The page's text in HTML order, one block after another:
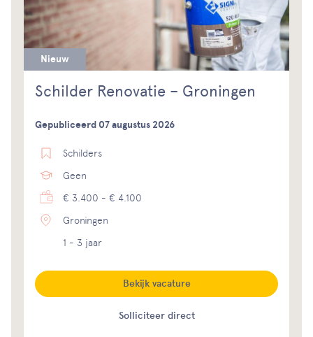
Nieuw
Schilder Renovatie – Groningen
Gepubliceerd 07 augustus 2026
Schilders
Geen
€ 3.400 - € 4.100
Groningen
1 - 3 jaar
Solliciteer direct
Bekijk vacature